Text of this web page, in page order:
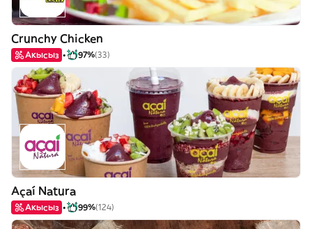
Crunchy Chicken
Акысыз 97%(33)
Açaí Natura
Акысыз 99%(124)